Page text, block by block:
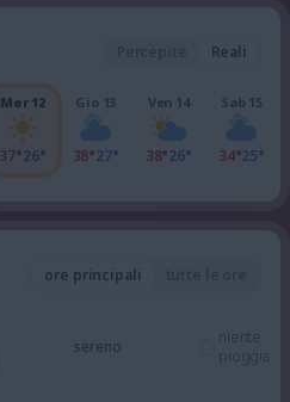
Reali
Mer 12
37°26°
Gio 13
38°27°
Ven 14
38°26°
Sab 15
34°25°
ore principali
sereno
niente
pioggia